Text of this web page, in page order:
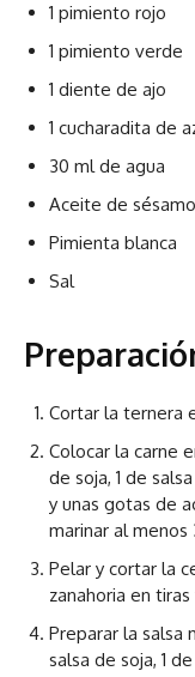
1 pimiento rojo
1 pimiento verde
1 diente de ajo
1 cucharadita de
30 ml de agua
Aceite de sésamo
Pimienta blanca
Sal
Cortar la ternera
Colocar la carne
de soja, 1 de
y unas gotas de
marinar al
Pelar y cortar la
zanahoria en
Preparar la salsa
salsa de soja, 1